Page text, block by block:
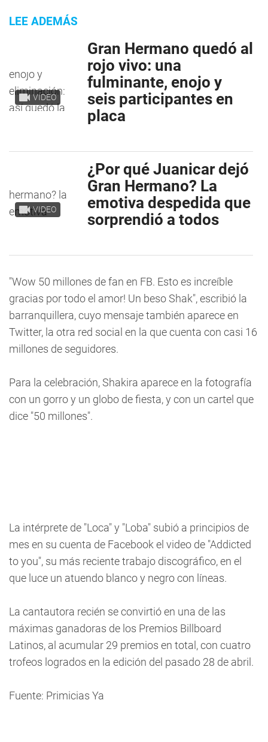
LEE ADEMÁS
VIDEO
Gran Hermano quedó al
rojo vivo: una
fulminante, enojo y
seis participantes en
placa
VIDEO
¿Por qué Juanicar dejó
Gran Hermano? La
emotiva despedida que
sorprendió a todos
"Wow 50 millones de fan en FB. Esto es increíble
gracias por todo el amor! Un beso Shak", escribió la
barranquillera, cuyo mensaje también aparece en
Twitter, la otra red social en la que cuenta con casi 16
millones de seguidores.
Para la celebración, Shakira aparece en la fotografía
con un gorro y un globo de fiesta, y con un cartel que
dice "50 millones".
La intérprete de "Loca" y "Loba" subió a principios de
mes en su cuenta de Facebook el video de "Addicted
to you", su más reciente trabajo discográfico, en el
que luce un atuendo blanco y negro con líneas.
La cantautora recién se convirtió en una de las
máximas ganadoras de los Premios Billboard
Latinos, al acumular 29 premios en total, con cuatro
trofeos logrados en la edición del pasado 28 de abril.
Fuente: Primicias Ya